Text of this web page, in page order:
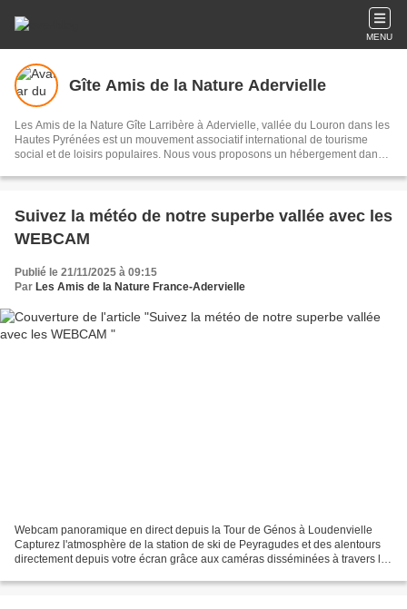
MENU
Gîte Amis de la Nature Adervielle
Les Amis de la Nature Gîte Larribère à Adervielle, vallée du Louron dans les
Hautes Pyrénées est un mouvement associatif international de tourisme
social et de loisirs populaires. Nous vous proposons un hébergement dans
Suivez la météo de notre superbe vallée avec les
WEBCAM
Publié le 21/11/2025 à 09:15
Par Les Amis de la Nature France-Adervielle
Webcam panoramique en direct depuis la Tour de Génos à Loudenvielle
Capturez l'atmosphère de la station de ski de Peyragudes et des alentours
directement depuis votre écran grâce aux caméras disséminées à travers la